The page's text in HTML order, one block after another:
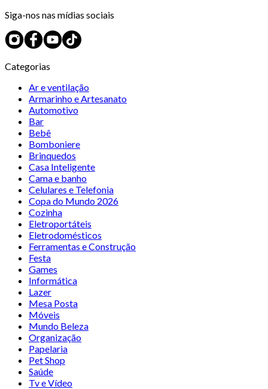
Siga-nos nas mídias sociais
Categorias
Ar e ventilação
Armarinho e Artesanato
Automotivo
Bar
Bebê
Bomboniere
Brinquedos
Casa Inteligente
Cama e banho
Celulares e Telefonia
Copa do Mundo 2026
Cozinha
Eletroportáteis
Eletrodomésticos
Ferramentas e Construção
Festa
Games
Informática
Lazer
Mesa Posta
Móveis
Mundo Beleza
Organização
Papelaria
Pet Shop
Saúde
Tv e Vídeo